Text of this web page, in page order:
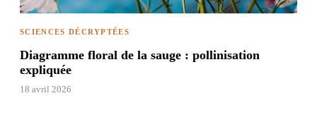
SCIENCES DÉCRYPTÉES
Diagramme floral de la sauge : pollinisation
expliquée
18 avril 2026